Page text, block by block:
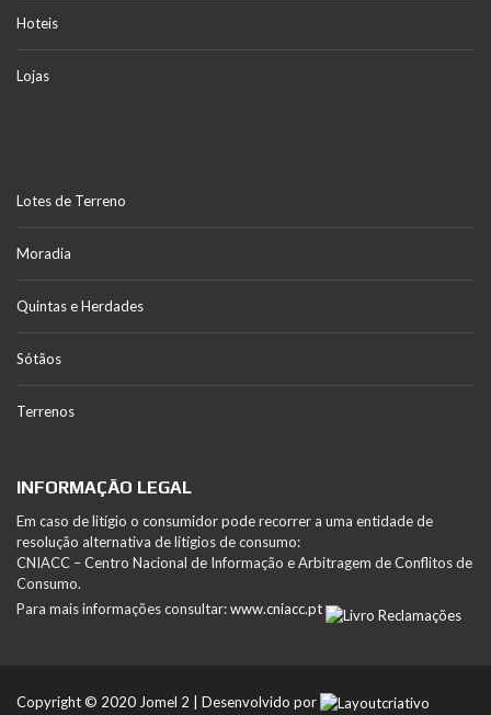
Hoteis
Lojas
Lotes de Terreno
Moradia
Quintas e Herdades
Sótãos
Terrenos
INFORMAÇÃO LEGAL
Em caso de litígio o consumidor pode recorrer a uma entidade de
resolução alternativa de litígios de consumo:
CNIACC – Centro Nacional de Informação e Arbitragem de Conflitos de
Consumo.
Para mais informações consultar:www.cniacc.pt
Copyright © 2020 Jomel 2 | Desenvolvido por